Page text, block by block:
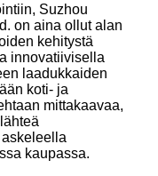
Suzhou
on aina ollut alan
kehitystä
innovatiivisella
laadukkaiden
koti- ja
mittakaavaa,
kaupassa.